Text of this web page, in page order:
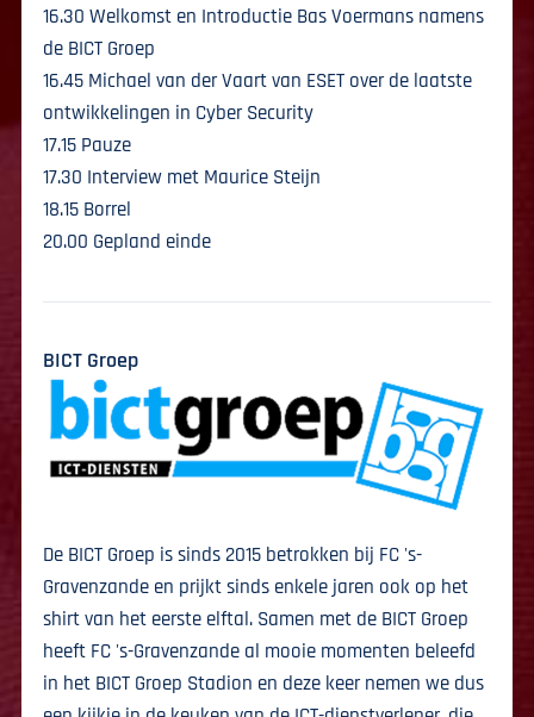
16.30 Welkomst en Introductie Bas Voermans namens
de BICT Groep
16.45 Michael van der Vaart van ESET over de laatste
ontwikkelingen in Cyber Security
17.15 Pauze
17.30 Interview met Maurice Steijn
18.15 Borrel
20.00 Gepland einde
BICT Groep
De BICT Groep is sinds 2015 betrokken bij FC 's-
Gravenzande en prijkt sinds enkele jaren ook op het
shirt van het eerste elftal. Samen met de BICT Groep
heeft FC 's-Gravenzande al mooie momenten beleefd
in het BICT Groep Stadion en deze keer nemen we dus